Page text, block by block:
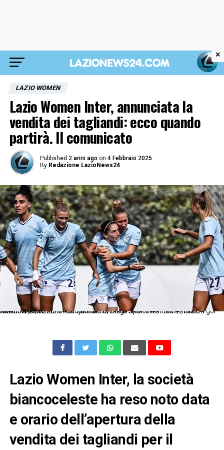
LAZIO WOMEN
Lazio Women Inter, annunciata la
vendita dei tagliandi: ecco quando
partirà. Il comunicato
Published 2 anni ago on 4 Febbraio 2025
By Redazione LazioNews24
As Roma 06/10/2024 - campionato di calcio Serie A femminile / Lazio-Sassuolo / foto Antonello Sammarco/Image Sport nella foto: esultanza gol Noemi Visentin
Lazio Women Inter, la società
biancoceleste ha reso noto data
e orario dell’apertura della
vendita dei tagliandi per il
×